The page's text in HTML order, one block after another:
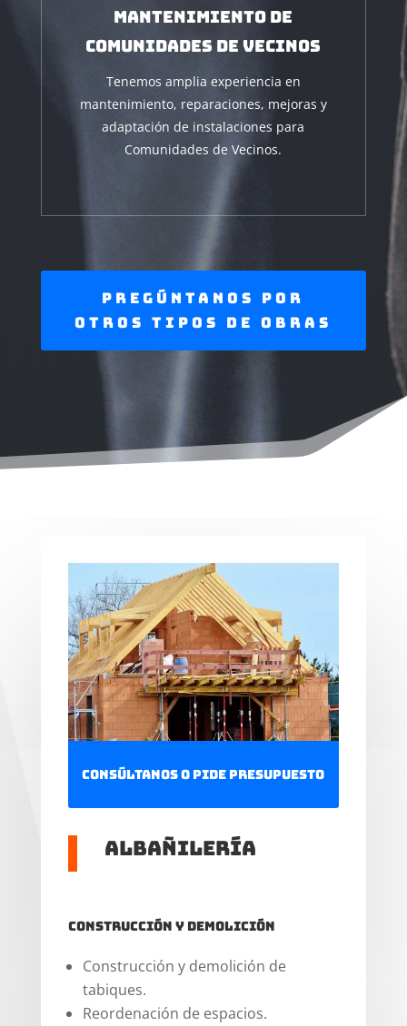
Mantenimiento de
Comunidades de Vecinos
Tenemos amplia experiencia en
mantenimiento, reparaciones, mejoras y
adaptación de instalaciones para
Comunidades de Vecinos.
Pregúntanos por
otros tipos de obras
Consúltanos o pide presupuesto
Albañilería
Construcción y demolición
Construcción y demolición de
tabiques.
Reordenación de espacios.